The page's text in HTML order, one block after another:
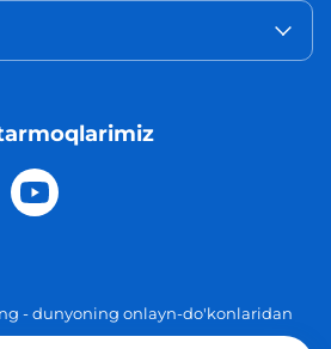
- dunyoning onlayn-do'konlaridan
yetkazib berish. Barcha huquqlar